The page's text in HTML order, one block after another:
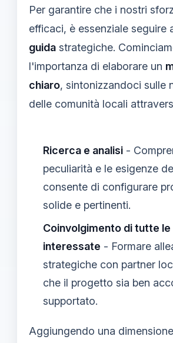
Per garantire che i nostri
efficaci, è essenziale seguire
guida strategiche.
l'importanza di elaborare un
chiaro, sintonizzandoci sulle
delle comunità locali
Ricerca e analisi -
peculiarità e le esigenze
consente di configurare
solide e pertinenti.
Coinvolgimento di tutte
interessate - Formare
strategiche con partner
che il progetto sia ben
supportato.
Aggiungendo una dimensione